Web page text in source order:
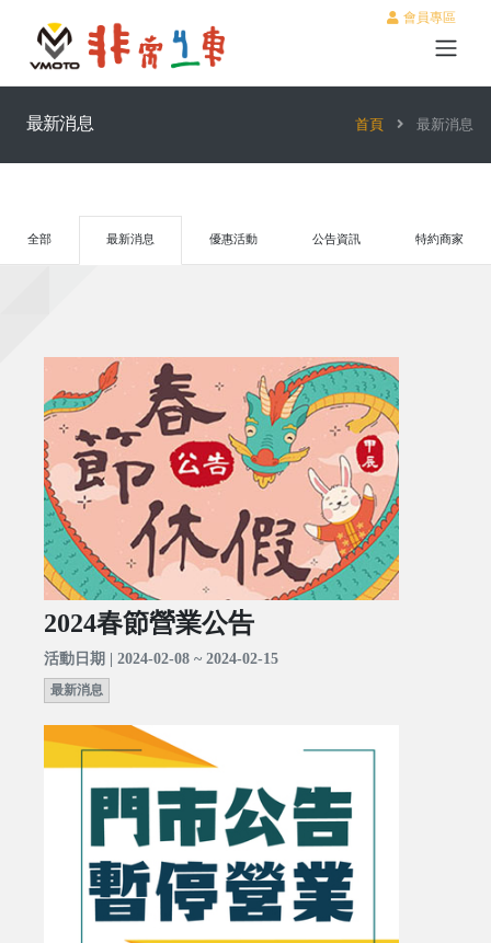
會員專區
最新消息 首頁 最新消息
全部 最新消息 優惠活動 公告資訊 特約商家
2024春節營業公告
活動日期 | 2024-02-08 ~ 2024-02-15
最新消息